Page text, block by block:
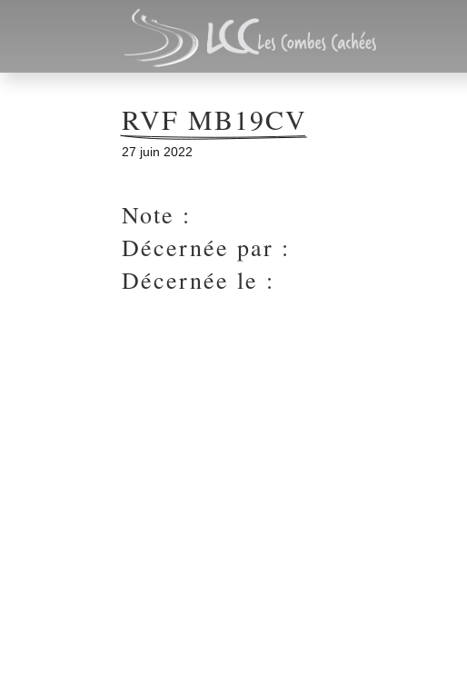
RVF MB19CV
27 juin 2022
Note :
Décernée par :
Décernée le :